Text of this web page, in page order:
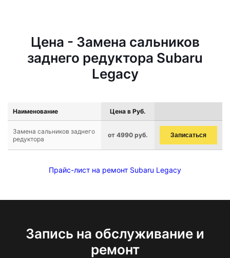
Цена - Замена сальников
заднего редуктора Subaru
Legacy
Наименование Цена в Руб.
Замена сальников заднего
редуктора
от 4990 руб. Записаться
Прайс-лист на ремонт Subaru Legacy
Запись на обслуживание и
ремонт